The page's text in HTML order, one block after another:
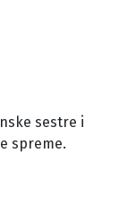
sestre i
spreme.